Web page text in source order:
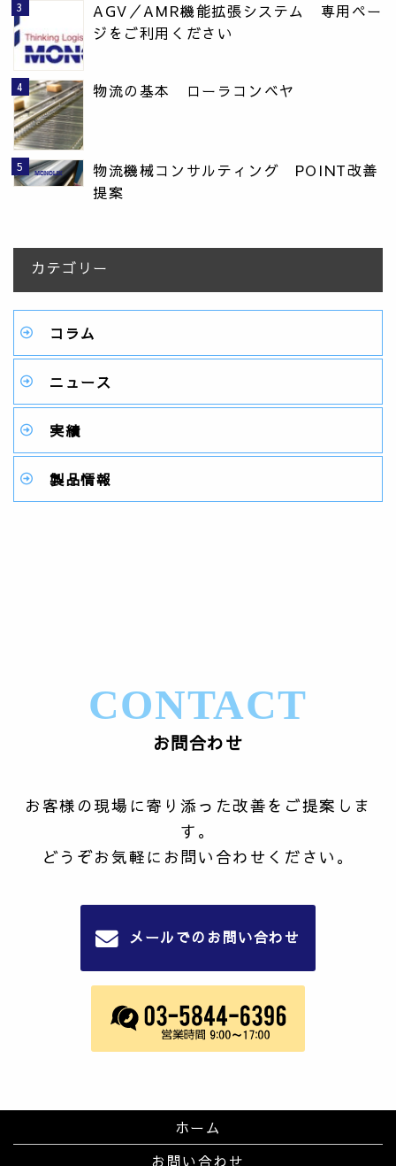
AGV／AMR機能拡張システム 専用ペー
ジをご利用ください
物流の基本 ローラコンベヤ
物流機械コンサルティング POINT改善
提案
カテゴリー
コラム
ニュース
実績
製品情報
CONTACT
お問合わせ
お客様の現場に寄り添った改善をご提案しま
す。
どうぞお気軽にお問い合わせください。
メールでのお問い合わせ
ホーム
お問い合わせ